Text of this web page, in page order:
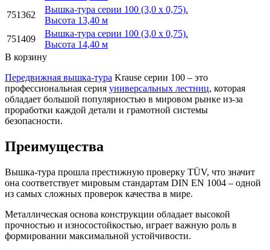
751362
Вышка-тура серии 100 (3,0 х 0,75).
Высота 13,40 м
751409
Вышка-тура серии 100 (3,0 х 0,75).
Высота 14,40 м
В корзину
Передвижная вышка-тура Krause серии 100 – это
профессиональная серия универсальных лестниц, которая
обладает большой популярностью в мировом рынке из-за
проработки каждой детали и грамотной системы
безопасности.
Преимущества
Вышка-тура прошла престижную проверку TÜV, что значит
она соответствует мировым стандартам DIN EN 1004 – одной
из самых сложных проверок качества в мире.
Металлическая основа конструкции обладает высокой
прочностью и износостойкостью, играет важную роль в
формировании максимальной устойчивости.